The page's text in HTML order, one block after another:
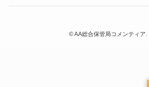
©AA総合保管局コメンティア.